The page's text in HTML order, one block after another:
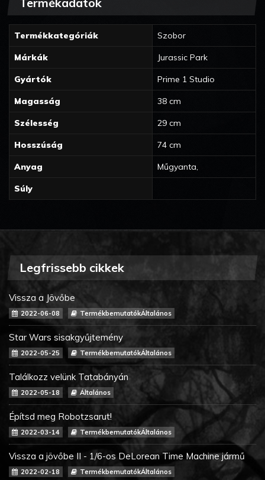
Termékkategóriák Szobor
Márkák Jurassic Park
Gyártók Prime 1 Studio
Magasság 38 cm
Szélesség 29 cm
Hosszúság 74 cm
Anyag Műgyanta,
Súly
Legfrissebb cikkek
Vissza a Jövőbe
2022-06-08 TermékbemutatókÁltalános
Star Wars sisakgyűjtemény
2022-05-25 TermékbemutatókÁltalános
Találkozz velünk Tatabányán
2022-05-18 Általános
Építsd meg Robotzsarut!
2022-03-14 TermékbemutatókÁltalános
Vissza a jövőbe II - 1/6-os DeLorean Time Machine jármű
2022-02-18 TermékbemutatókÁltalános